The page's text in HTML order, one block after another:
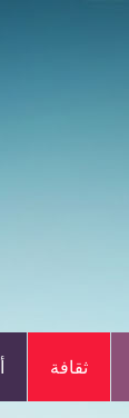
ثقافة